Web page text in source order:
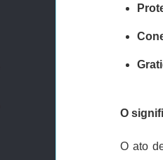
O
O ato